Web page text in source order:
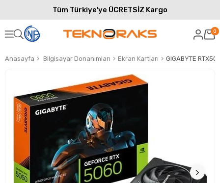
Tüm Türkiye'ye ÜCRETSİZ Kargo
0
Anasayfa Bilgisayar Donanımları Ekran Kartları